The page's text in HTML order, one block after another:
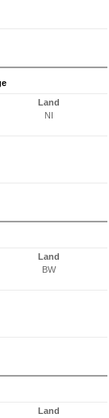
Land
NI
Land
BW
Land